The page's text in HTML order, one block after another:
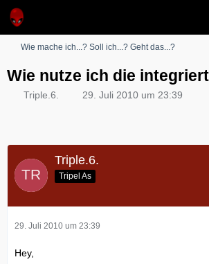
Wie mache ich...? Soll ich...? Geht das...?
Wie nutze ich die
Triple.6. 29. Juli 2010 um 23:39
Triple.6.
Tripel As
29. Juli 2010 um 23:39
Hey,